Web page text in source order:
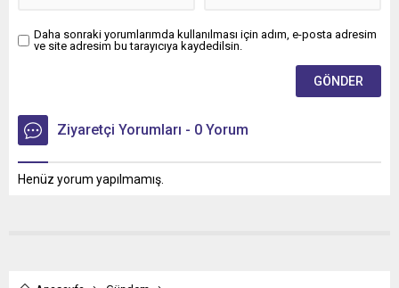
Daha sonraki yorumlarımda kullanılması için adım, e-posta adresim
ve site adresim bu tarayıcıya kaydedilsin.
Ziyaretçi Yorumları - 0 Yorum
Henüz yorum yapılmamış.